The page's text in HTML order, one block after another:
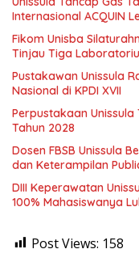
Internasional ACQUIN
Fikom Unisba
Tinjau Tiga
Pustakawan Unissula
Nasional di KPDI XVII
Perpustakaan Unissula
Tahun 2028
Dosen FBSB Unissula
dan Keterampilan
DIII Keperawatan
100% Mahasiswanya
Post Views: 158